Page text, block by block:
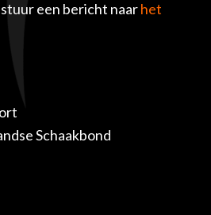
een bericht naarhet
Schaakbond